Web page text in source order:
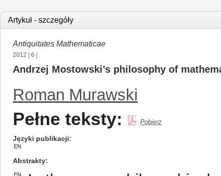
Artykuł - szczegóły
Antiquitates Mathematicae
2012 6
Andrzej Mostowski’s philosophy of
Roman Murawski
Pełne teksty: Pobierz
Języki publikacji
EN
Abstrakty
EN